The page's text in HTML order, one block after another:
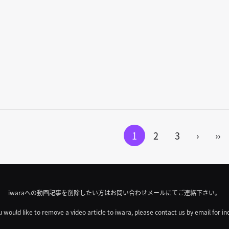
1 2 3 › ››
iwaraへの動画記事を削除したい方はお問い合わせメールにてご連絡下さい。
would like to remove a video article to iwara, please contact us by email for